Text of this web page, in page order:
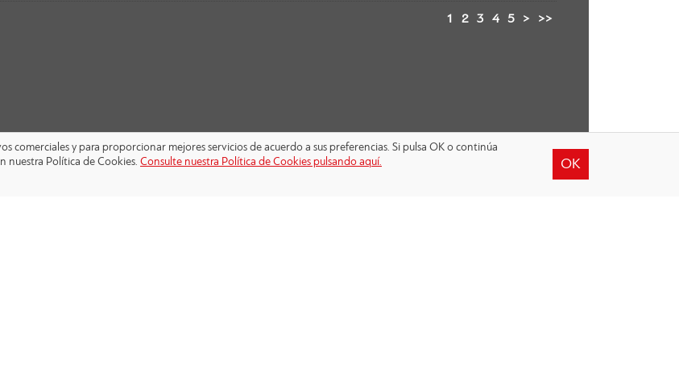
1 2 3 4 5 > >>
comerciales y para proporcionar mejores servicios de acuerdo a sus preferencias. Si pulsa OK o continúa
nuestra Política de Cookies. Consulte nuestra Política de Cookies pulsando aquí. OK